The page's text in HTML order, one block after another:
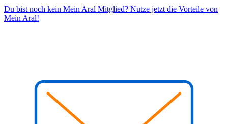
Du bist noch kein Mein Aral Mitglied? Nutze jetzt die Vorteile von
Mein Aral!